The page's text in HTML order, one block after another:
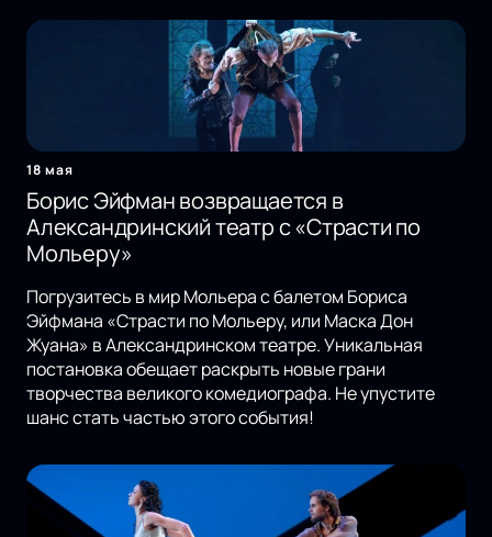
18 мая
Борис Эйфман возвращается в
Александринский театр с «Страсти по
Мольеру»
Погрузитесь в мир Мольера с балетом Бориса
Эйфмана «Страсти по Мольеру, или Маска Дон
Жуана» в Александринском театре. Уникальная
постановка обещает раскрыть новые грани
творчества великого комедиографа. Не упустите
шанс стать частью этого события!